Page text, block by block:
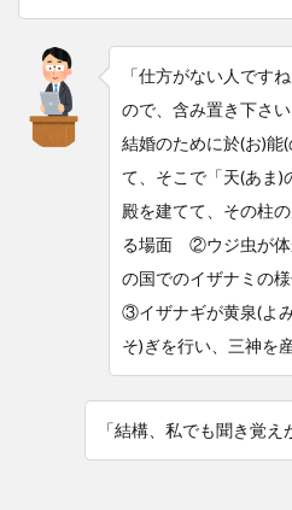
「仕方がない人です
ので、含み置き下さ
結婚のために於(お)能
て、そこで「天(あま)
殿を建てて、その柱
る場面 ②ウジ虫が体
の国でのイザナミの
③イザナギが黄泉(よ
そ)ぎを行い、三神を
「結構、私でも聞き覚え